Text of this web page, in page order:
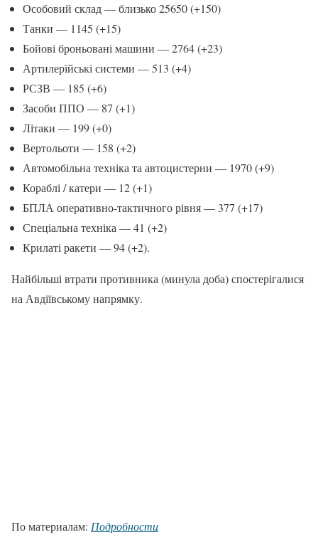
Особовий склад — близько 25650 (+150)
Танки — 1145 (+15)
Бойові броньовані машини — 2764 (+23)
Артилерійські системи — 513 (+4)
РСЗВ — 185 (+6)
Засоби ППО — 87 (+1)
Літаки — 199 (+0)
Вертольоти — 158 (+2)
Автомобільна техніка та автоцистерни — 1970 (+9)
Кораблі / катери — 12 (+1)
БПЛА оперативно-тактичного рівня — 377 (+17)
Спеціальна техніка — 41 (+2)
Крилаті ракети — 94 (+2).
Найбільші втрати противника (минула доба) спостерігалися
на Авдіївському напрямку.
По материалам: Подробности